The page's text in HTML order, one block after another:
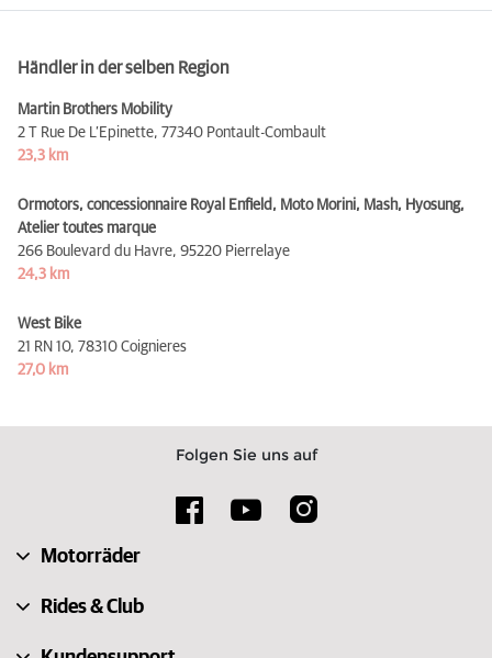
Händler in der selben Region
Martin Brothers Mobility
2 T Rue De L’Epinette, 77340 Pontault-Combault
23,3 km
Ormotors, concessionnaire Royal Enfield, Moto Morini, Mash, Hyosung,
Atelier toutes marque
266 Boulevard du Havre, 95220 Pierrelaye
24,3 km
West Bike
21 RN 10, 78310 Coignieres
27,0 km
Folgen Sie uns auf
Motorräder
Rides & Club